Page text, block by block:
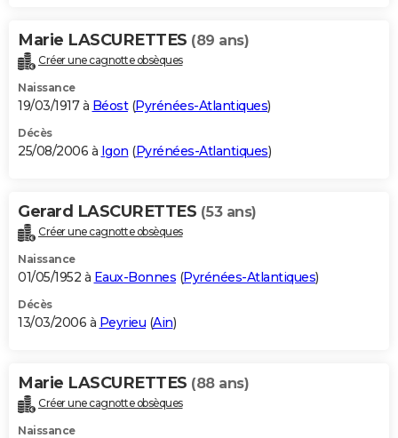
Marie LASCURETTES (89 ans)
Créer une cagnotte obsèques
Naissance
19/03/1917 à Béost(Pyrénées-Atlantiques)
Décès
25/08/2006 à Igon (Pyrénées-Atlantiques)
Gerard LASCURETTES (53 ans)
Créer une cagnotte obsèques
Naissance
01/05/1952 à Eaux-Bonnes (Pyrénées-Atlantiques)
Décès
13/03/2006 à Peyrieu (Ain)
Marie LASCURETTES (88 ans)
Créer une cagnotte obsèques
Naissance